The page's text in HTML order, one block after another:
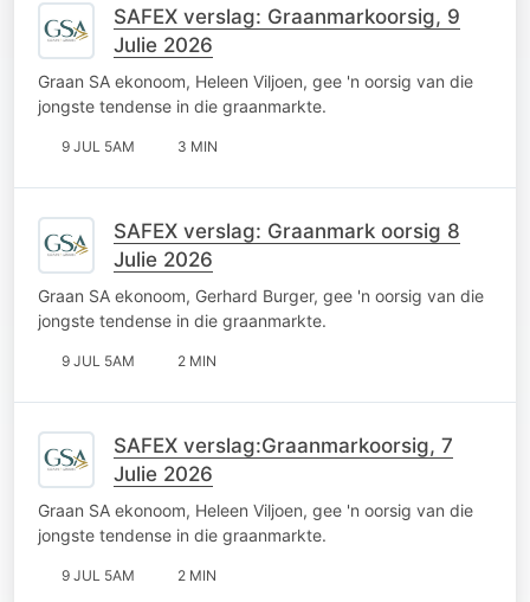
SAFEX verslag: Graanmarkoorsig, 9
Julie 2026
Graan SA ekonoom, Heleen Viljoen, gee 'n oorsig van die
jongste tendense in die graanmarkte.
9 JUL 5AM 3 MIN
SAFEX verslag: Graanmark oorsig 8
Julie 2026
Graan SA ekonoom, Gerhard Burger, gee 'n oorsig van die
jongste tendense in die graanmarkte.
9 JUL 5AM 2 MIN
SAFEX verslag:Graanmarkoorsig, 7
Julie 2026
Graan SA ekonoom, Heleen Viljoen, gee 'n oorsig van die
jongste tendense in die graanmarkte.
9 JUL 5AM 2 MIN